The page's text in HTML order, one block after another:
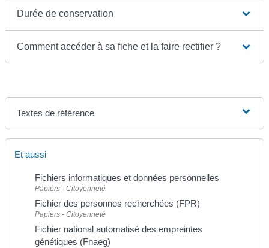
Durée de conservation
Comment accéder à sa fiche et la faire rectifier ?
Textes de référence
Et aussi
Fichiers informatiques et données personnelles
Papiers - Citoyenneté
Fichier des personnes recherchées (FPR)
Papiers - Citoyenneté
Fichier national automatisé des empreintes
génétiques (Fnaeg)